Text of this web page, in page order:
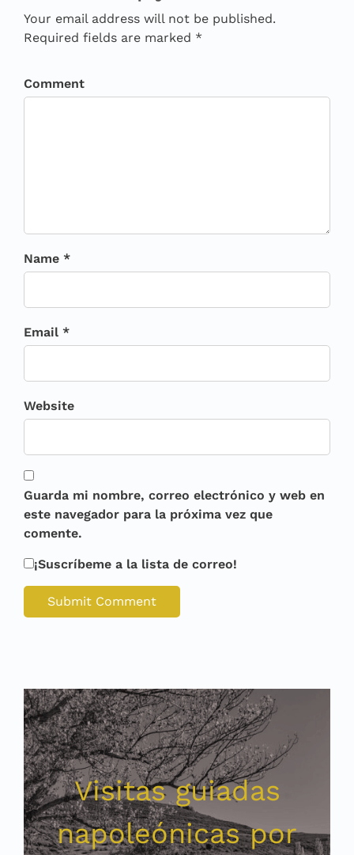
Your email address will not be published.
Required fields are marked *
Comment
Name *
Email *
Website
Guarda mi nombre, correo electrónico y web en
este navegador para la próxima vez que
comente.
¡Suscríbeme a la lista de correo!
Visitas guiadas
napoleónicas por